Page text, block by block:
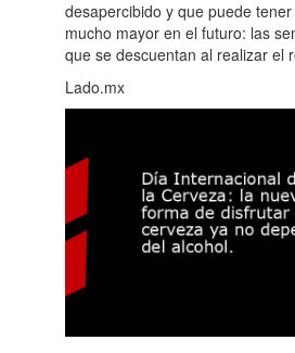
desapercibido y que puede
mucho mayor en el futuro: las
que se descuentan al realizar el
Lado.mx